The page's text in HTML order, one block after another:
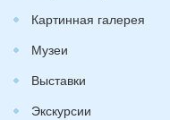
Картинная галерея
Музеи
Выставки
Экскурсии